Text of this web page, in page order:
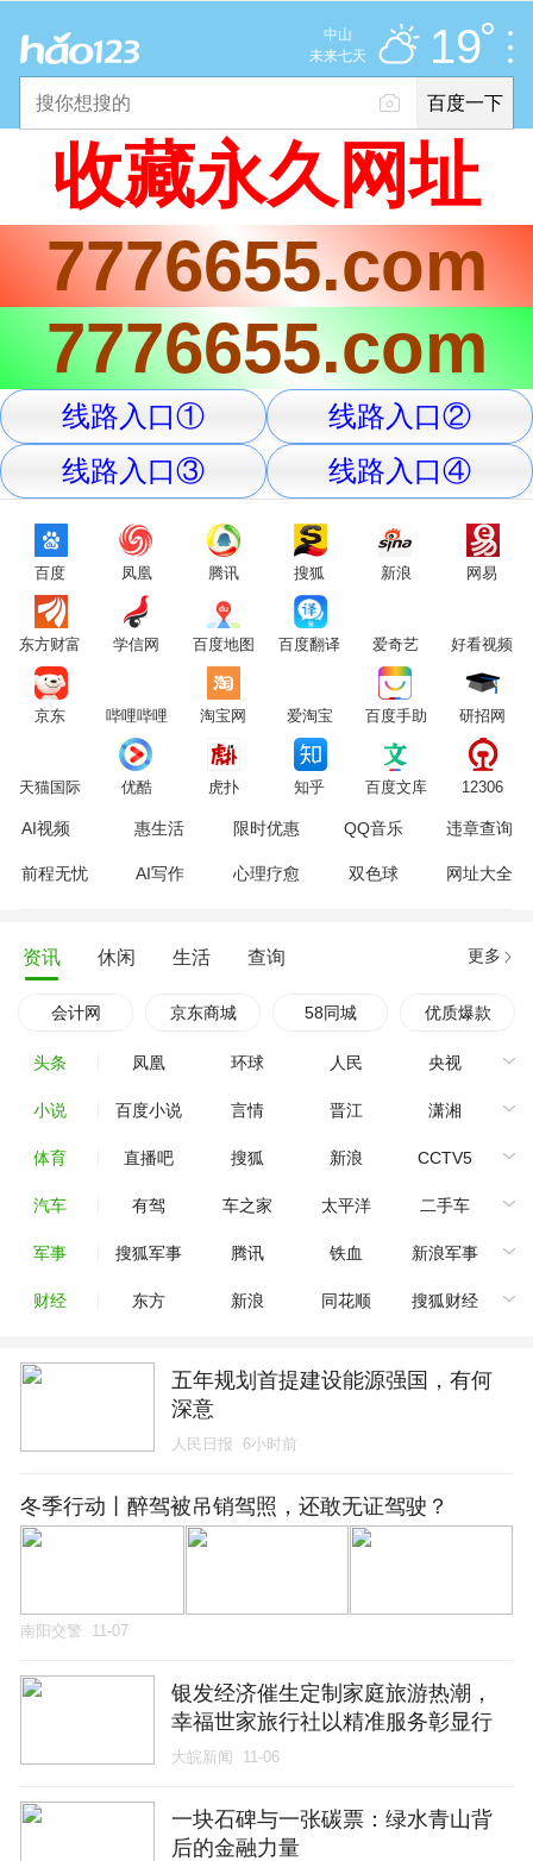
中山
优
未来七天
19
2025年11月10日 19°C / 多云
京公网安备 11000002000001号 京ICP证030173号
服务协议 转码声明 意见反馈
百度一下
收藏永久网址
7776655.com
7776655.com
线路入口①
线路入口②
线路入口③
线路入口④
百度 凤凰 腾讯 搜狐 新浪 网易
东方财富 学信网 百度地图 百度翻译 爱奇艺 好看视频
京东 哔哩哔哩 淘宝网 爱淘宝 百度手助 研招网
天猫国际 优酷 虎扑 知乎 百度文库 12306
AI视频 惠生活 限时优惠 QQ音乐 违章查询
前程无忧 AI写作 心理疗愈 双色球 网址大全
资讯 休闲 生活 查询 更多
会计网 京东商城 58同城 优质爆款
头条 凤凰 环球 人民 央视
小说 百度小说 言情 晋江 潇湘
体育 直播吧 搜狐 新浪 CCTV5
汽车 有驾 车之家 太平洋 二手车
军事 搜狐军事 腾讯 铁血 新浪军事
财经 东方 新浪 同花顺 搜狐财经
体育
五年规划首提建设能源强国，有何
深意
人民日报 6小时前
冬季行动丨醉驾被吊销驾照，还敢无证驾驶？
南阳交警 11-07
银发经济催生定制家庭旅游热潮，
幸福世家旅行社以精准服务彰显行
业价值
大皖新闻 11-06
一块石碑与一张碳票：绿水青山背
后的金融力量